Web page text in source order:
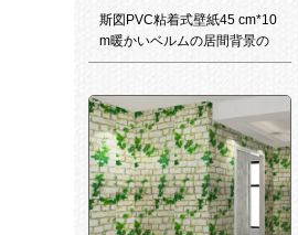
斯図PVC粘着式壁紙45 cm*10
m暖かいベルムの居間背景の
壁百合田園壁紙3020-2黄底バ